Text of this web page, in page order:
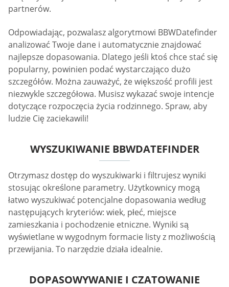
partnerów.
Odpowiadając, pozwalasz algorytmowi BBWDatefinder
analizować Twoje dane i automatycznie znajdować
najlepsze dopasowania. Dlatego jeśli ktoś chce stać się
popularny, powinien podać wystarczająco dużo
szczegółów. Można zauważyć, że większość profili jest
niezwykle szczegółowa. Musisz wykazać swoje intencje
dotyczące rozpoczęcia życia rodzinnego. Spraw, aby
ludzie Cię zaciekawili!
WYSZUKIWANIE BBWDATEFINDER
Otrzymasz dostęp do wyszukiwarki i filtrujesz wyniki
stosując określone parametry. Użytkownicy mogą
łatwo wyszukiwać potencjalne dopasowania według
następujących kryteriów: wiek, płeć, miejsce
zamieszkania i pochodzenie etniczne. Wyniki są
wyświetlane w wygodnym formacie listy z możliwością
przewijania. To narzędzie działa idealnie.
DOPASOWYWANIE I CZATOWANIE